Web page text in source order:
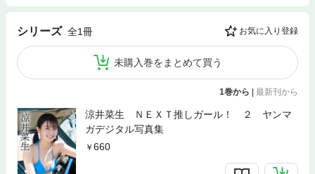
シリーズ 全1冊 お気に入り登録
未購入巻をまとめて買う
1巻から 最新刊から
涼井菜生 ＮＥＸＴ推しガール！ ２ ヤンマ
ガデジタル写真集
660